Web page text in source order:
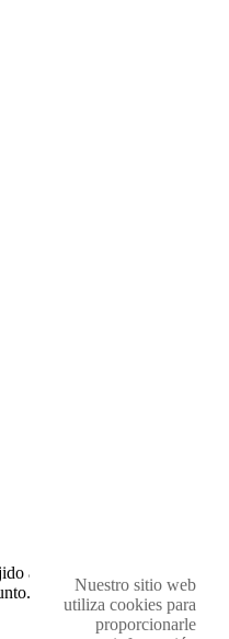
a dos agujas y
Muestras,Nuestro sitio web
utiliza cookies para
proporcionarle